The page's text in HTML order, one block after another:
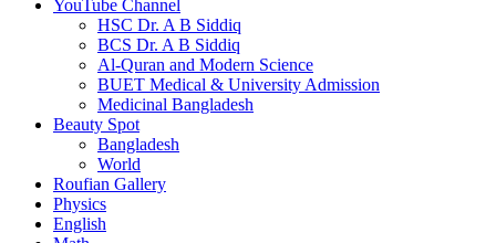
YouTube Channel
HSC Dr. A B Siddiq
BCS Dr. A B Siddiq
Al-Quran and Modern Science
BUET Medical & University Admission
Medicinal Bangladesh
Beauty Spot
Bangladesh
World
Roufian Gallery
Physics
English